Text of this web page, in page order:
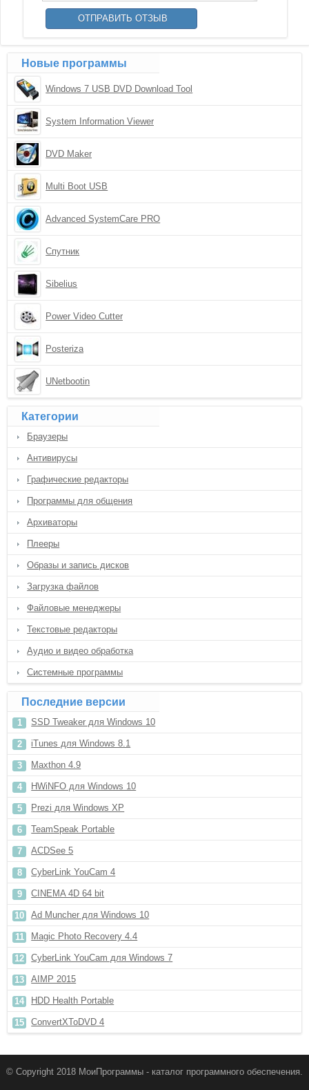
Новые программы
Windows 7 USB DVD Download Tool
System Information Viewer
DVD Maker
Multi Boot USB
Advanced SystemCare PRO
Спутник
Sibelius
Power Video Cutter
Posteriza
UNetbootin
Категории
Браузеры
Антивирусы
Графические редакторы
Программы для общения
Архиваторы
Плееры
Образы и запись дисков
Загрузка файлов
Файловые менеджеры
Текстовые редакторы
Аудио и видео обработка
Системные программы
Последние версии
SSD Tweaker для Windows 10
iTunes для Windows 8.1
Maxthon 4.9
HWiNFO для Windows 10
Prezi для Windows XP
TeamSpeak Portable
ACDSee 5
CyberLink YouCam 4
CINEMA 4D 64 bit
Ad Muncher для Windows 10
Magic Photo Recovery 4.4
CyberLink YouCam для Windows 7
AIMP 2015
HDD Health Portable
ConvertXToDVD 4
© Copyright 2018 МоиПрограммы - каталог программного обеспечения.